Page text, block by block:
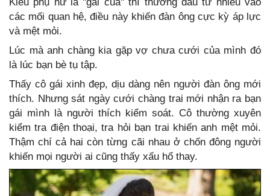
Kiểu phụ nữ là ''gái cua'' thì thường đầu tư nhiều vào
các mối quan hệ, điều này khiến đàn ông cực kỳ áp lực
và mệt mỏi.
Lúc mà anh chàng kia gặp vợ chưa cưới của mình đó
là lúc bạn bè tụ tập.
Thấy cô gái xinh đẹp, dịu dàng nên người đàn ông mới
thích. Nhưng sát ngày cưới chàng trai mới nhận ra bạn
gái mình là người thích kiểm soát. Cô thường xuyên
kiểm tra điện thoại, tra hỏi bạn trai khiến anh mệt mỏi.
Thậm chí cả hai còn từng cãi nhau ở chốn đông người
khiến mọi người ai cũng thấy xấu hổ thay.